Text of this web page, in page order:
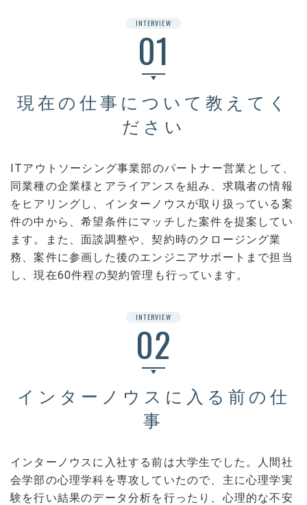
INTERVIEW
01
現在の仕事について教えてく
ださい
ITアウトソーシング事業部のパートナー営業として、
同業種の企業様とアライアンスを組み、求職者の情報
をヒアリングし、インターノウスが取り扱っている案
件の中から、希望条件にマッチした案件を提案してい
ます。また、面談調整や、契約時のクロージング業
務、案件に参画した後のエンジニアサポートまで担当
し、現在60件程の契約管理も行っています。
INTERVIEW
02
インターノウスに入る前の仕
事
インターノウスに入社する前は大学生でした。人間社
会学部の心理学科を専攻していたので、主に心理学実
験を行い結果のデータ分析を行ったり、心理的な不安